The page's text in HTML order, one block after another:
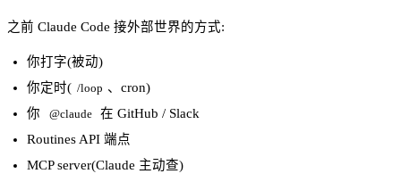
之前 Claude Code 接外部世界的方式:
你打字(被动)
你定时( /loop 、cron)
你
@claude
在 GitHub / Slack
Routines API 端点
MCP server(Claude 主动查)